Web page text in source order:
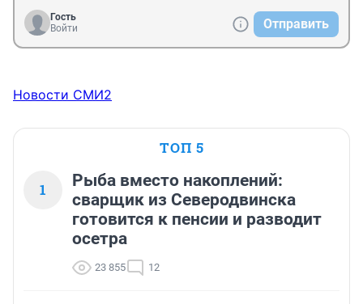
Гость
Войти
Отправить
Новости СМИ2
ТОП 5
1
Рыба вместо накоплений:
сварщик из Северодвинска
готовится к пенсии и разводит
осетра
23 855 12